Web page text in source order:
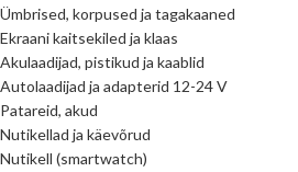
Ümbrised, korpused ja tagakaaned
Ekraani kaitsekiled ja klaas
Akulaadijad, pistikud ja kaablid
Autolaadijad ja adapterid 12-24 V
Patareid, akud
Nutikellad ja käevõrud
Nutikell (smartwatch)